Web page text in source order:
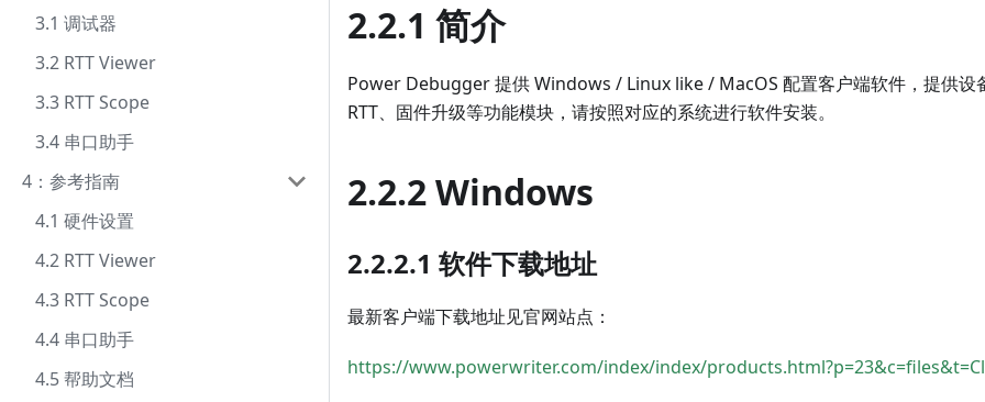
3.1 调试器
3.2 RTT Viewer
3.3 RTT Scope
3.4 串口助手
4：参考指南
4.1 硬件设置
4.2 RTT Viewer
4.3 RTT Scope
4.4 串口助手
4.5 帮助文档
2.2.1 简介
Power Debugger 提供 Windows / Linux like / MacOS 配置客户端软件，提供设
RTT、固件升级等功能模块，请按照对应的系统进行软件安装。
2.2.2 Windows
2.2.2.1 软件下载地址
最新客户端下载地址见官网站点：
https://www.powerwriter.com/index/index/